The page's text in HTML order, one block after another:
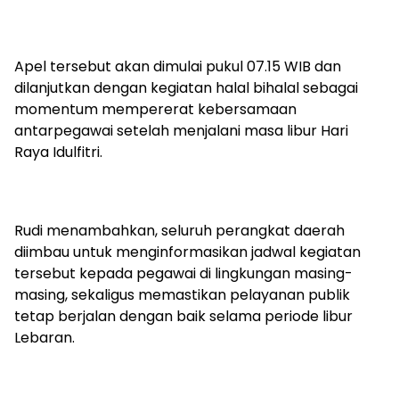
Apel tersebut akan dimulai pukul 07.15 WIB dan
dilanjutkan dengan kegiatan halal bihalal sebagai
momentum mempererat kebersamaan
antarpegawai setelah menjalani masa libur Hari
Raya Idulfitri.
Rudi menambahkan, seluruh perangkat daerah
diimbau untuk menginformasikan jadwal kegiatan
tersebut kepada pegawai di lingkungan masing-
masing, sekaligus memastikan pelayanan publik
tetap berjalan dengan baik selama periode libur
Lebaran.